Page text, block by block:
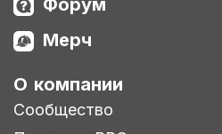
Мерч
О компании
Сообщество